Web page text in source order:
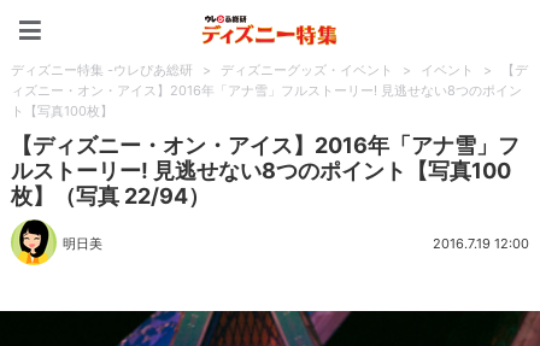
ディズニー特集 -ウレぴあ総研 > ディズニーグッズ・イベント > イベント >
【デ
ィズニー・オン・アイス】2016年「アナ雪」フルストーリー! 見逃せない8つのポイン
ト【写真100枚】
【ディズニー・オン・アイス】2016年「アナ雪」フ
ルストーリー! 見逃せない8つのポイント【写真100
枚】（写真 22/94）
明日美 2016.7.19 12:00